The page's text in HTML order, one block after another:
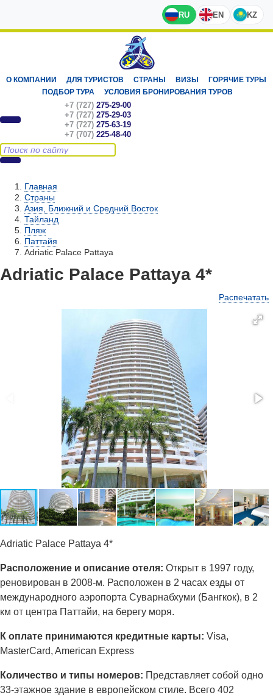
RU EN KZ
О КОМПАНИИ ДЛЯ ТУРИСТОВ СТРАНЫ ВИЗЫ
ГОРЯЧИЕ ТУРЫ
ПОДБОР ТУРА
УСЛОВИЯ БРОНИРОВАНИЯ ТУРОВ
+7 (727) 275-29-00
+7 (727) 275-29-03
+7 (727) 275-63-19
+7 (707) 225-48-40
Главная
Страны
Азия, Ближний и Средний Восток
Тайланд
Пляж
Паттайя
Adriatic Palace Pattaya
Adriatic Palace Pattaya 4*
Распечатать
Adriatic Palace Pattaya 4*
Расположение и описание отеля: Открыт в 1997 году,
реновирован в 2008-м. Расположен в 2 часах езды от
международного аэропорта Суварнабхуми (Бангкок), в 2
км от центра Паттайи, на берегу моря.
К оплате принимаются кредитные карты: Visa,
MasterCard, American Express
Количество и типы номеров: Представляет собой одно
33-этажное здание в европейском стиле. Всего 402